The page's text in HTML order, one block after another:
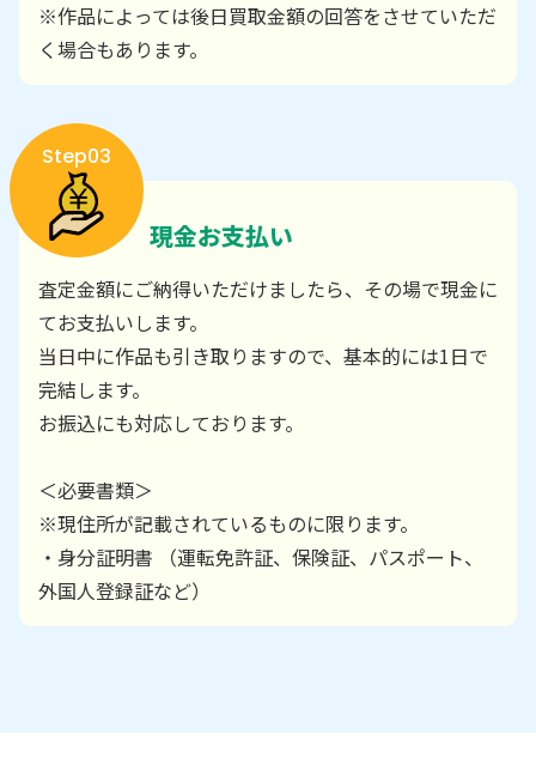
※作品によっては後日買取金額の回答をさせていただ
く場合もあります。
Step03
現金お支払い
査定金額にご納得いただけましたら、その場で現金に
てお支払いします。
当日中に作品も引き取りますので、基本的には1日で
完結します。
お振込にも対応しております。
＜必要書類＞
※現住所が記載されているものに限ります。
・身分証明書 （運転免許証、保険証、パスポート、
外国人登録証など）